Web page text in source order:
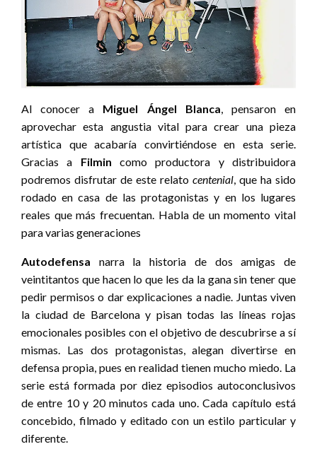
Al conocer a Miguel Ángel Blanca, pensaron en
aprovechar esta angustia vital para crear una pieza
artística que acabaría convirtiéndose en esta serie.
Gracias a Filmin como productora y distribuidora
podremos disfrutar de este relato centenial, que ha sido
rodado en casa de las protagonistas y en los lugares
reales que más frecuentan. Habla de un momento vital
para varias generaciones
Autodefensa narra la historia de dos amigas de
veintitantos que hacen lo que les da la gana sin tener que
pedir permisos o dar explicaciones a nadie. Juntas viven
la ciudad de Barcelona y pisan todas las líneas rojas
emocionales posibles con el objetivo de descubrirse a sí
mismas. Las dos protagonistas, alegan divertirse en
defensa propia, pues en realidad tienen mucho miedo. La
serie está formada por diez episodios autoconclusivos
de entre 10 y 20 minutos cada uno. Cada capítulo está
concebido, filmado y editado con un estilo particular y
diferente.